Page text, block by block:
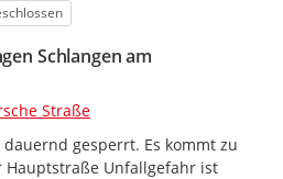
Schlangen am
Straße
gesperrt. Es kommt zu
Hauptstraße Unfallgefahr ist